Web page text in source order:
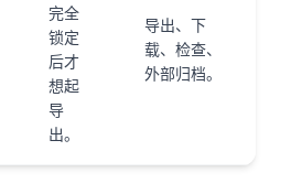
完全
锁定
后才
想起
导
出。
导出、下
载、检查、
外部归档。